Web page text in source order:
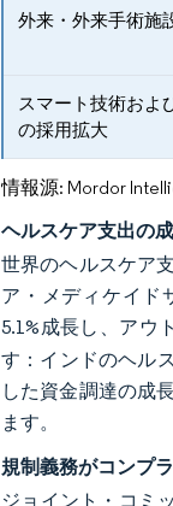
外来・外来手術施
スマート技術およ
の採用拡大
情報源: Mordor
ヘルスケア支出の
世界のヘルスケア
ア・メディケイド
5.1%成長し、アウ
す：インドのヘル
した資金調達の成
ます。
規制義務がコンプ
ジョイント・コミ